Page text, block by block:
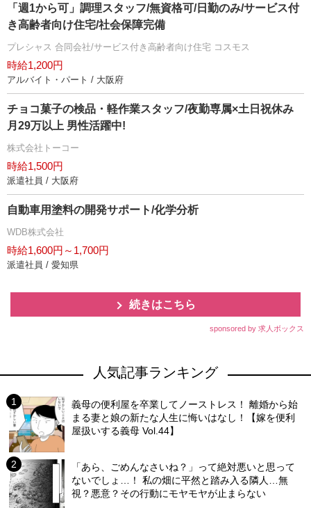
「週1から可」調理スタッフ/無資格可/日勤のみ/サービス付
き高齢者向け住宅/社会保障完備
プレシャス 合同会社/サービス付き高齢者向け住宅 コスモス
時給1,200円
アルバイト・パート / 大阪府
チョコ菓子の検品・軽作業スタッフ/夜勤専属×土日祝休み
月29万以上 男性活躍中!
株式会社トーコー
時給1,500円
派遣社員 / 大阪府
自動車用塗料の開発サポート/化学分析
WDB株式会社
時給1,600円～1,700円
派遣社員 / 愛知県
続きはこちら
sponsored by 求人ボックス
人気記事ランキング
義母の便利屋を卒業してノーストレス！ 離婚から始
まる妻と娘の新たな人生に悔いはなし！【嫁を便利
屋扱いする義母 Vol.44】
「あら、ごめんなさいね？」って絶対悪いと思って
ないでしょ…！ 私の畑に平然と踏み入る隣人…無
視？悪意？その行動にモヤモヤが止まらない